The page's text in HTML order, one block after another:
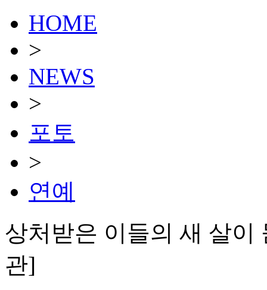
HOME
>
NEWS
>
포토
>
연예
상처받은 이들의 새 살이
관]